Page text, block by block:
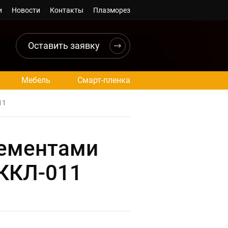
Новости Контакты Плазморез
Оставить заявку
Мебель Смарт-пленка
011